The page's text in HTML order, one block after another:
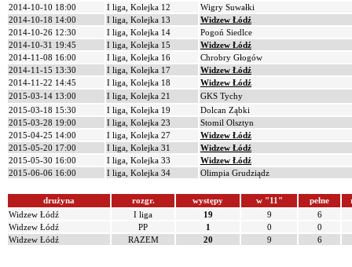
2014-10-10 18:00
I liga, Kolejka 12
Wigry Suwałki
2014-10-18 14:00
I liga, Kolejka 13
Widzew Łódź
2014-10-26 12:30
I liga, Kolejka 14
Pogoń Siedlce
2014-10-31 19:45
I liga, Kolejka 15
Widzew Łódź
2014-11-08 16:00
I liga, Kolejka 16
Chrobry Głogów
2014-11-15 13:30
I liga, Kolejka 17
Widzew Łódź
2014-11-22 14:45
I liga, Kolejka 18
Widzew Łódź
2015-03-14 13:00
I liga, Kolejka 21
GKS Tychy
2015-03-18 15:30
I liga, Kolejka 19
Dolcan Ząbki
2015-03-28 19:00
I liga, Kolejka 23
Stomil Olsztyn
2015-04-25 14:00
I liga, Kolejka 27
Widzew Łódź
2015-05-20 17:00
I liga, Kolejka 31
Widzew Łódź
2015-05-30 16:00
I liga, Kolejka 33
Widzew Łódź
2015-06-06 16:00
I liga, Kolejka 34 Olimpia Grudziądz
drużyna rozgr. występy w "11" pełne
Widzew Łódź
I liga 19 9
6
Widzew Łódź
PP 1 0
0
Widzew Łódź
RAZEM 20 9 6